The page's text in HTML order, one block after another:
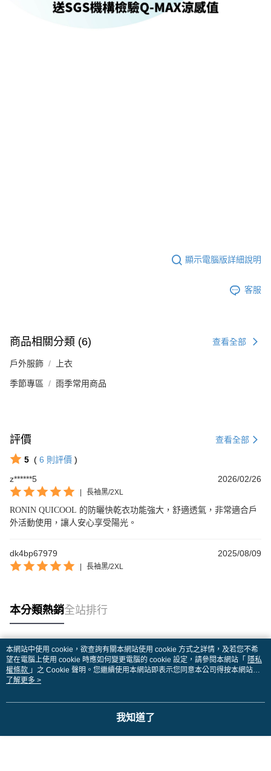
顯示電腦版詳細說明
客服
商品相關分類 (6) 查看全部
戶外服飾 上衣
季節專區 雨季常用商品
評價 查看全部
5 ( 6 則評價 )
z******5
2026/02/26
| 長袖黑/2XL
RONIN QUICOOL 的防曬快乾衣功能強大，舒適透氣，非常適合戶
外活動使用，讓人安心享受陽光。
dk4bp67979 2025/08/09
| 長袖黑/2XL
本分類熱銷全站排行
熱門標籤
本網站中使用 cookie，欲查詢有關本網站使用 cookie 方式之詳情，及若您不希
望在電腦上使用 cookie 時應如何變更電腦的 cookie 設定，請參閱本網站「 隱私
權條款 」之 Cookie 聲明。您繼續使用本網站即表示您同意本公司得按本網站使
用條款之 Cookie 聲明使用 cookie。
了解更多 >
我知道了